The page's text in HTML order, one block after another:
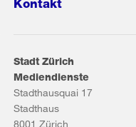
Kontakt
Stadt Zürich
Mediendienste
Stadthausquai 17
Stadthaus
8001 Zürich